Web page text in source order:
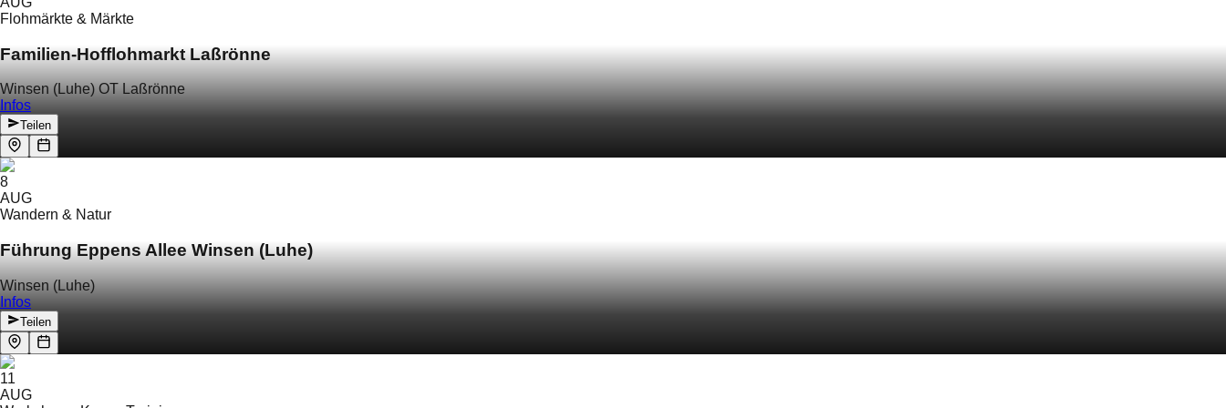
Flohmärkte & Märkte
Familien-Hofflohmarkt Laßrönne
Winsen (Luhe) OT Laßrönne
Infos
Teilen
8
AUG
Wandern & Natur
Führung Eppens Allee Winsen (Luhe)
Winsen (Luhe)
Infos
Teilen
11
AUG